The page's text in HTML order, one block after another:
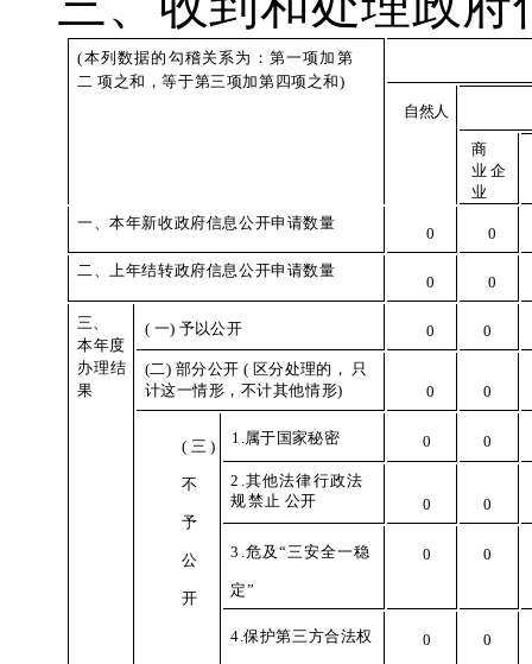
(本列数据的勾稽关系为：第一项加第
二 项之和，等于第三项加第四项之和)
自然人
商
业 企
业
一、本年新收政府信息公开申请数量
0 0
二、上年结转政府信息公开申请数量
0 0
三、
本 年度
办 理结
果
( 一) 予以公开 0 0
(二) 部分公开( 区分处理的，
只
计这一情形，不计其他情形)
0 0
( 三)
不
予
公
开
1 .属于国家秘密 0 0
2 .其他法律行政法
规禁止 公开 0 0
3 .危及“三安全一稳
定”
0 0
4.保护第三方合法权 0 0